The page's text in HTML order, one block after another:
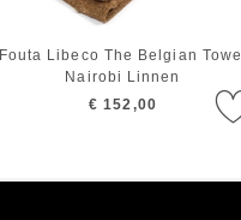
Fouta Libeco The Belgian Towel
Nairobi Linnen
€ 152,00